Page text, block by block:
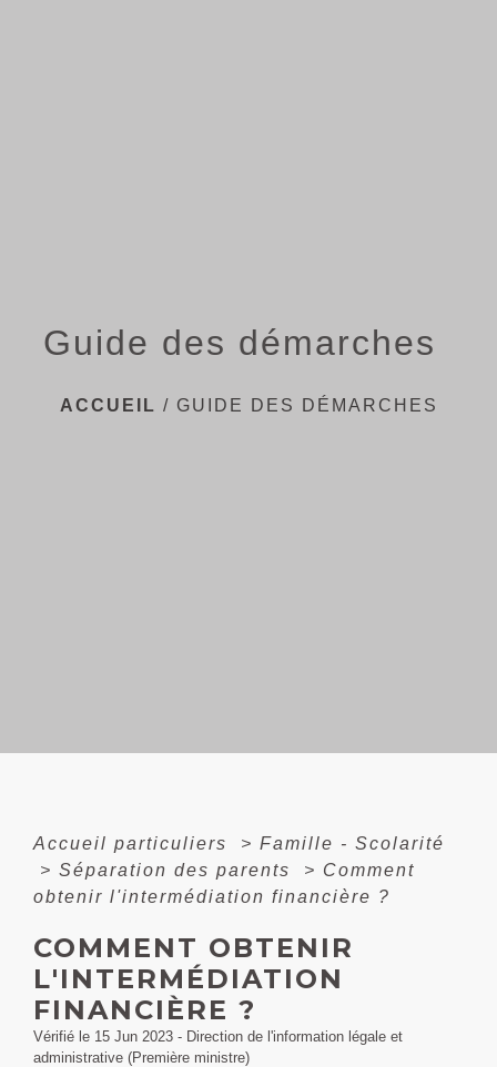
Guide des démarches
ACCUEIL / GUIDE DES DÉMARCHES
Accueil particuliers > Famille - Scolarité
> Séparation des parents > Comment
obtenir l'intermédiation financière ?
COMMENT OBTENIR
L'INTERMÉDIATION
FINANCIÈRE ?
Vérifié le 15 Jun 2023 - Direction de l'information légale et
administrative (Première ministre)